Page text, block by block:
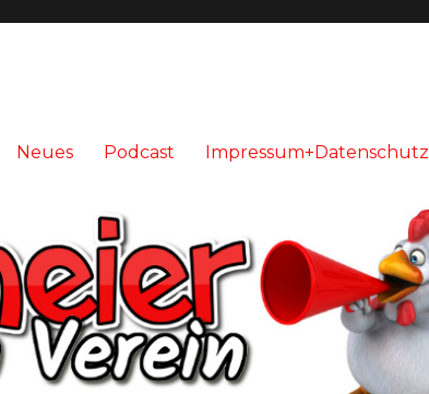
Neues Podcast Impressum+Datenschutz